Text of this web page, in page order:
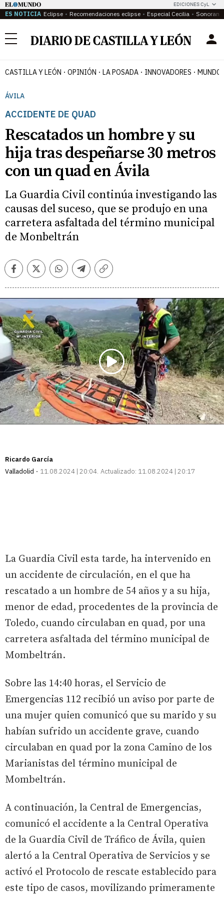
EDICIONES CyL
ES NOTICIA Eclipse Recomendaciones eclipse Especial Cecilia
Menú
CASTILLA Y LEÓN OPINIÓN LA POSADA INNOVADORES MUNDO
ÁVILA
ACCIDENTE DE QUAD
Rescatados un hombre y su
hija tras despeñarse 30 metros
con un quad en Ávila
La Guardia Civil continúa investigando las
causas del suceso, que se produjo en una
carretera asfaltada del término municipal
de Monbeltrán
FacebookTwitterWhatsappTelegramCopiar
Ricardo García
Valladolid
11.08.2024 | 20:04 Actualizado: 11.08.2024 | 20:17
La Guardia Civil esta tarde, ha intervenido en
un accidente de circulación, en el que ha
rescatado a un hombre de 54 años y a su hija,
menor de edad, procedentes de la provincia de
Toledo, cuando circulaban en quad, por una
carretera asfaltada del término municipal de
Mombeltrán.
Sobre las 14:40 horas, el Servicio de
Emergencias 112 recibió un aviso por parte de
una mujer quien comunicó que su marido y su
habían sufrido un accidente grave, cuando
circulaban en quad por la zona Camino de los
Marianistas del término municipal de
Mombeltrán.
A continuación, la Central de Emergencias,
comunicó el accidente a la Central Operativa
de la Guardia Civil de Tráfico de Ávila, quien
alertó a la Central Operativa de Servicios y se
activó el Protocolo de rescate establecido para
este tipo de casos, movilizando primeramente